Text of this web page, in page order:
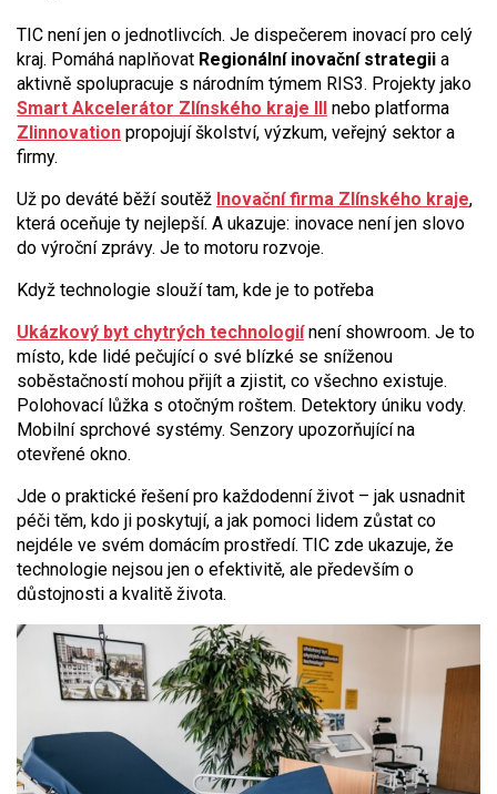
TIC není jen o jednotlivcích. Je dispečerem inovací pro celý
kraj. Pomáhá naplňovat Regionální inovační strategii a
aktivně spolupracuje s národním týmem RIS3. Projekty jako
Smart Akcelerátor Zlínského kraje III nebo platforma
Zlinnovation propojují školství, výzkum, veřejný sektor a
firmy.
Už po deváté běží soutěž Inovační firma Zlínského kraje,
která oceňuje ty nejlepší. A ukazuje: inovace není jen slovo
do výroční zprávy. Je to motoru rozvoje.
Když technologie slouží tam, kde je to potřeba
Ukázkový byt chytrých technologiínení showroom. Je to
místo, kde lidé pečující o své blízké se sníženou
soběstačností mohou přijít a zjistit, co všechno existuje.
Polohovací lůžka s otočným roštem. Detektory úniku vody.
Mobilní sprchové systémy. Senzory upozorňující na
otevřené okno.
Jde o praktické řešení pro každodenní život – jak usnadnit
péči těm, kdo ji poskytují, a jak pomoci lidem zůstat co
nejdéle ve svém domácím prostředí. TIC zde ukazuje, že
technologie nejsou jen o efektivitě, ale především o
důstojnosti a kvalitě života.